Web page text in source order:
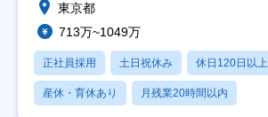
東京都
713万~1049万
正社員採用 土日祝休み 休日120日以上
産休・育休あり 月残業20時間以内